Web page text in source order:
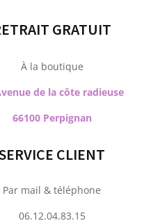
GRATUIT
À la boutique
de la côte radieuse
66100 Perpignan
CLIENT
Par mail & téléphone
06.12.04.83.15